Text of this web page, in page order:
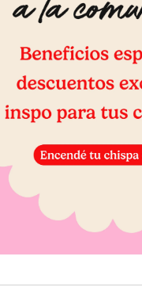
Elige el
¡Comienza a
Una vez que elegiste